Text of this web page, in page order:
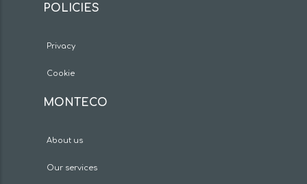
POLICIES
Privacy
Cookie
MONTECO
About us
Our services